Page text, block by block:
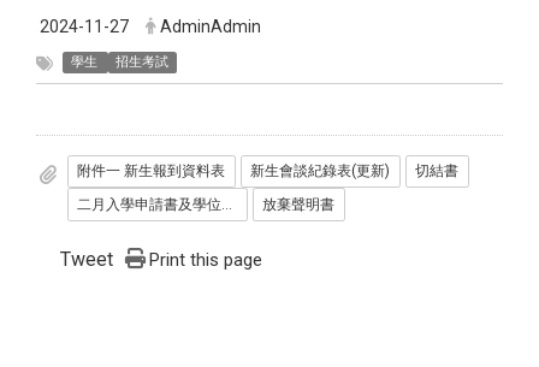
2024-11-27 AdminAdmin
學生 招生考試
附件一 新生報到資料表 新生會談紀錄表(更新)
切結書
放棄聲明書
Tweet Print this page